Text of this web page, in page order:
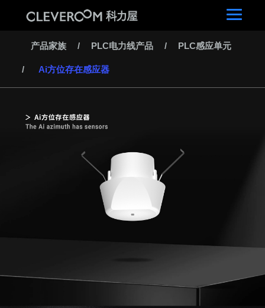
产品家族 / PLC电力线产品 / PLC感应单元
/ Ai方位存在感应器